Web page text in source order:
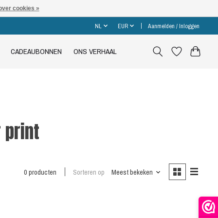
NL EUR Aanmelden / Inloggen
CADEAUBONNEN ONS VERHAAL
print
0 producten Sorteren op Meest bekeken
cookies »